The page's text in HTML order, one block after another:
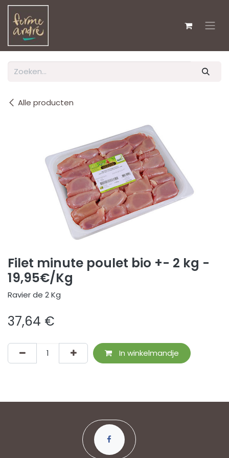
Overslaan naar inhoud
Alle producten
Filet minute poulet bio +- 2 kg -
19,95€/Kg
Ravier de 2 Kg
37,64 €
In winkelmandje